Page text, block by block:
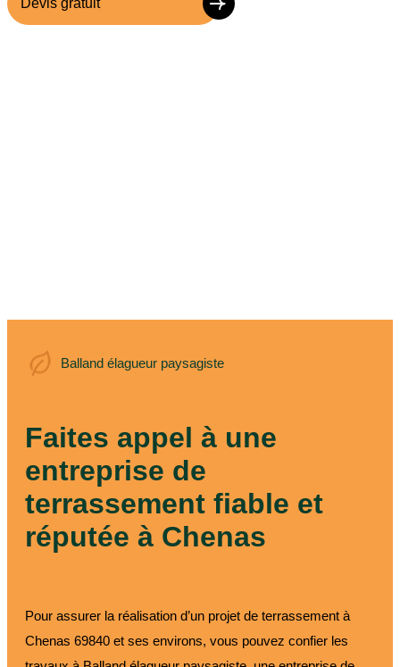
Devis gratuit
Balland élagueur paysagiste
Balland élagueur
Faites appel à une
entreprise de
terrassement fiable et
réputée à Chenas
Pour assurer la réalisation d’un projet de terrassement à
Chenas 69840 et ses environs, vous pouvez confier les